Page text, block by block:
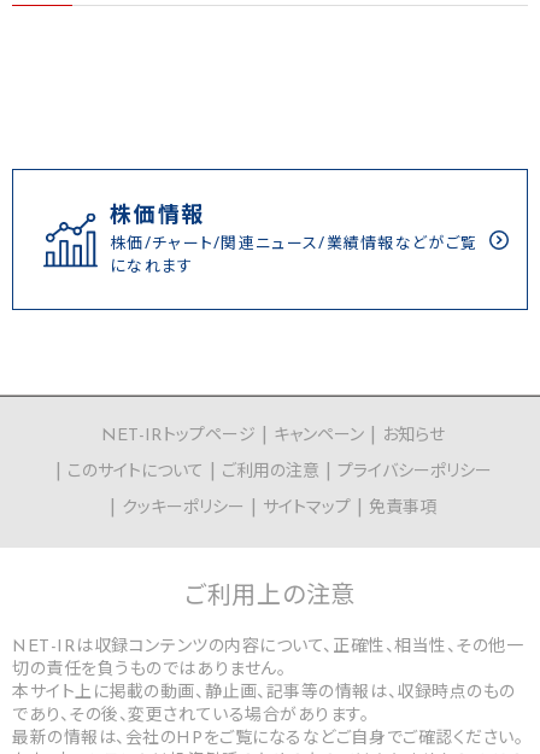
株価情報
株価/チャート/関連ニュース/業績情報などがご覧
になれます
NET-IRトップページ キャンペーン
お知らせ
このサイトについて
ご利用の注意
プライバシーポリシー
クッキーポリシー
サイトマップ 免責事項
ご利用上の注意
NET-IRは収録コンテンツの内容について、正確性、相当性、その他一
切の責任を負うものではありません。
本サイト上に掲載の動画、静止画、記事等の情報は、収録時点のもの
であり、その後、変更されている場合があります。
最新の情報は、会社のHPをご覧になるなどご自身でご確認ください。